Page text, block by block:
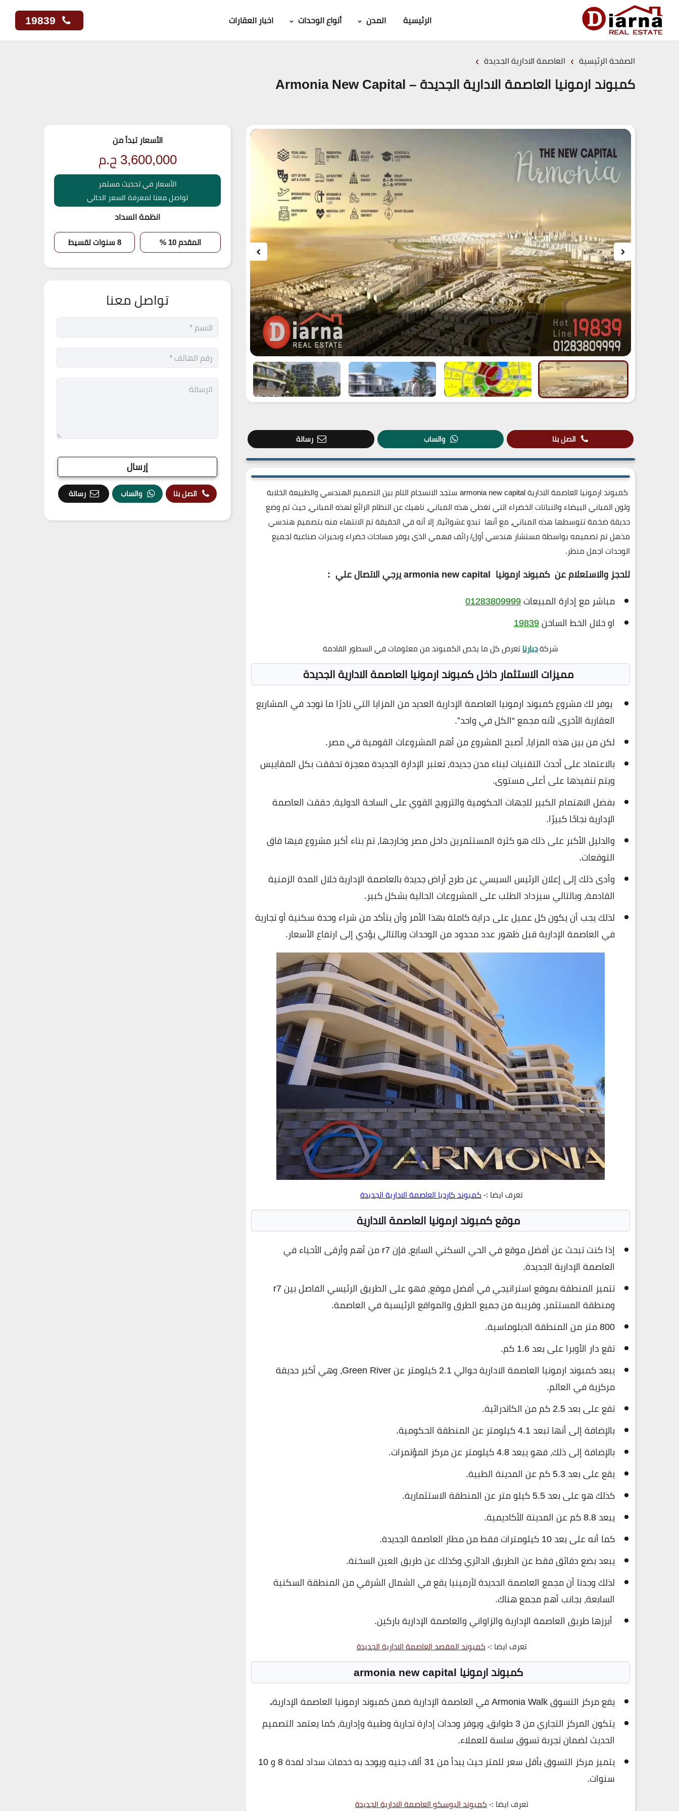
الرئيسية المدن أنواع الوحدات اخبار العقارات
الصفحة الرئيسية › العاصمة الادارية الجديدة ›
كمبوند ارمونيا العاصمة الادارية الجديدة – Armonia New Capital
اتصل بنا واتساب رسالة
كمبوند ارمونيا العاصمة الادارية armonia new capital ستجد الانسجام التام بين التصميم الهندسي والطبيعة الخلابة
ولون المباني البيضاء والنباتات الخضراء التي تغطي هذه المباني، ناهيك عن النظام الرائع لهذه المباني، حيث تم وضع
حديقة ضخمة تتوسطها هذه المباني، مع أنها تبدو عشوائية، إلا أنه في الحقيقة تم الانتهاء منه بتصميم هندسي
مذهل تم تصميمه بواسطة مستشار هندسي أول/ رائف فهمي الذي يوفر مساحات خضراء وبحيرات صناعية لجميع
الوحدات اجمل منظر.
للحجز والاستعلام عن كمبوند ارمونيا armonia new capital يرجي الاتصال علي :
مباشر مع إدارة المبيعات01283809999
او خلال الخط الساخن19839
شركةديارناتعرض كل ما يخص الكمبوند من معلومات في السطور القادمة
مميزات الاستثمار داخل كمبوند ارمونيا العاصمة الادارية الجديدة
يوفر لك مشروع كمبوند ارمونيا العاصمة الإدارية العديد من المزايا التي نادرًا ما توجد في المشاريع
العقارية الأخرى، لأنه مجمع “الكل في واحد”.
لكن من بين هذه المزايا، أصبح المشروع من أهم المشروعات القومية في مصر.
بالاعتماد على أحدث التقنيات لبناء مدن جديدة، تعتبر الإدارة الجديدة معجزة تحققت بكل المقاييس
ويتم تنفيذها على أعلى مستوى.
بفضل الاهتمام الكبير للجهات الحكومية والترويج القوي على الساحة الدولية، حققت العاصمة
الإدارية نجاحًا كبيرًا.
والدليل الأكبر على ذلك هو كثرة المستثمرين داخل مصر وخارجها، تم بناء أكبر مشروع فيها فاق
التوقعات.
وأدى ذلك إلى إعلان الرئيس السيسي عن طرح أراض جديدة بالعاصمة الإدارية خلال المدة الزمنية
القادمة، وبالتالي سيزداد الطلب على المشروعات الحالية بشكل كبير.
لذلك يجب أن يكون كل عميل على دراية كاملة بهذا الأمر وأن يتأكد من شراء وحدة سكنية أو تجارية
في العاصمة الإدارية قبل ظهور عدد محدود من الوحدات وبالتالي يؤدي إلى ارتفاع الأسعار.
تعرف ايضا :-كمبوند كارديا العاصمة الادارية الجديدة
موقع كمبوند ارمونيا العاصمة الادارية
إذا كنت تبحث عن أفضل موقع في الحي السكني السابع، فإن r7 من أهم وأرقى الأحياء في
العاصمة الإدارية الجديدة.
تتميز المنطقة بموقع استراتيجي في أفضل موقع، فهو على الطريق الرئيسي الفاصل بين r7
ومنطقة المستثمر، وقريبة من جميع الطرق والمواقع الرئيسية في العاصمة.
800 متر من المنطقة الدبلوماسية.
تقع دار الأوبرا على بعد 1.6 كم.
يبعد كمبوند ارمونيا العاصمة الادارية حوالي 2.1 كيلومتر عن Green River، وهي أكبر حديقة
مركزية في العالم.
تقع على بعد 2.5 كم من الكاتدرائية.
بالإضافة إلى أنها تبعد 4.1 كيلومتر عن المنطقة الحكومية.
بالإضافة إلى ذلك، فهو يبعد 4.8 كيلومتر عن مركز المؤتمرات.
يقع على بعد 5.3 كم عن المدينة الطبية.
كذلك هو على بعد 5.5 كيلو متر عن المنطقة الاستثمارية.
يبعد 8.8 كم عن المدينة الأكاديمية.
كما أنه على بعد 10 كيلومترات فقط من مطار العاصمة الجديدة.
يبعد بضع دقائق فقط عن الطريق الدائري وكذلك عن طريق العين السخنة.
لذلك وجدنا أن مجمع العاصمة الجديدة لأرمينيا يقع في الشمال الشرقي من المنطقة السكنية
السابعة، بجانب أهم مجمع هناك.
أبرزها طريق العاصمة الإدارية والزاواني والعاصمة الإدارية باركين.
تعرف ايضا :-كمبوند المقصد العاصمة الادارية الجديدة
كمبوند ارمونيا armonia new capital
يقع مركز التسوق Armonia Walk في العاصمة الإدارية ضمن كمبوند ارمونيا العاصمة الإدارية
.
يتكون المركز التجاري من 3 طوابق، ويوفر وحدات إدارة تجارية وطبية وإدارية، كما يعتمد التصميم
الحديث لضمان تجربة تسوق سلسة للعملاء.
يتميز مركز التسوق بأقل سعر للمتر حيث يبدأ من 31 ألف جنيه ويوجد به خدمات سداد لمدة 8 و 10
سنوات.
تعرف ايضا :-كمبوند البوسكو العاصمة الادارية الجديدة
الأسعار تبدأ من
3,600,000ج.م
الأسعار في تحديث مستمر
تواصل معنا لمعرفة السعر الحالي
انظمة السداد
المقدم 10 % 8 سنوات تقسيط
تواصل معنا
اتصل بنا واتساب رسالة